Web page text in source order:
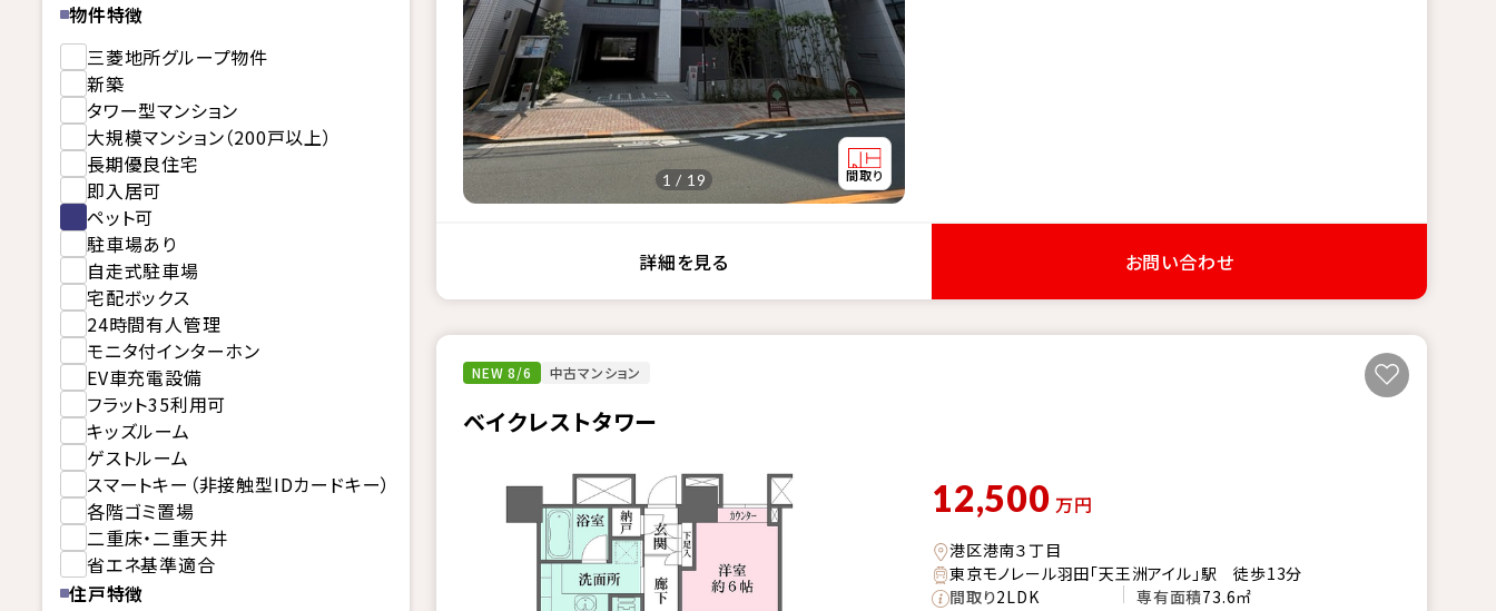
物件特徴
三菱地所グループ物件
新築
タワー型マンション
大規模マンション（200戸以上）
長期優良住宅
即入居可
ペット可
駐車場あり
自走式駐車場
宅配ボックス
24時間有人管理
モニタ付インターホン
EV車充電設備
フラット35利用可
キッズルーム
ゲストルーム
スマートキー（非接触型IDカードキー）
各階ゴミ置場
二重床・二重天井
省エネ基準適合
住戸特徴
1 / 19
詳細を見る お問い合わせ
NEW 8/6 中古マンション
ベイクレストタワー
12,500 万円
港区港南３丁目
東京モノレール羽田「天王洲アイル」駅 徒歩13分
間取り2LDK 専有面積73.6㎡